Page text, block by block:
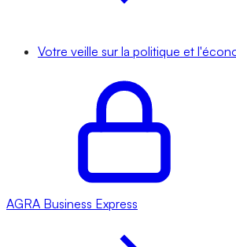
Votre veille sur la politique et
AGRA Business Express